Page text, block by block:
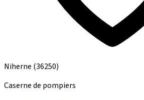
Niherne (36250)
Caserne de pompiers